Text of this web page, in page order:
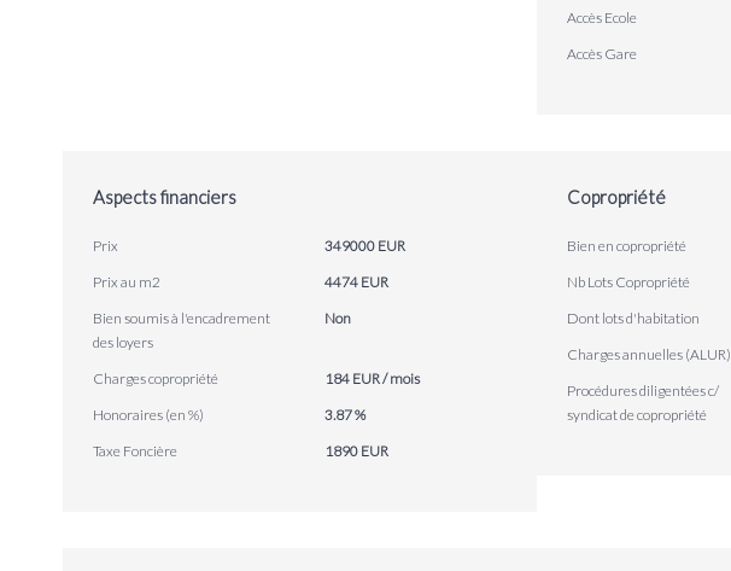
Accès Ecole
Accès Gare
Aspects financiers
Prix
349000 EUR
Prix au m2
4474 EUR
Bien soumis à l'encadrement
des loyers
Non
Charges copropriété
184 EUR / mois
Honoraires (en %)
3.87 %
Taxe Foncière
1890 EUR
Copropriété
Bien en copropriété
Nb Lots Copropriété
Dont lots d'habitation
Charges annuelles (ALUR)
Procédures diligentées c/
syndicat de copropriété